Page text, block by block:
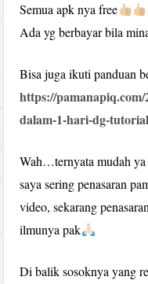
Semua apk nya free
Ada yg berbayar bila
Bisa juga ikuti panduan
https://
dalam-1-hari-dg-
Wah…ternyata mudah
saya sering penasaran
video, sekarang
ilmunya pak
Di balik sosoknya yang